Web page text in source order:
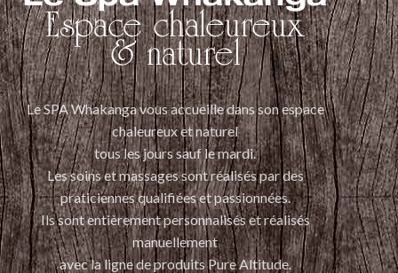
Le SPA Whakanga vous accueille dans son espace
chaleureux et naturel
tous les jours sauf le mardi.
Les soins et massages sont réalisés par des
praticiennes qualifiées et passionnées.
Ils sont entièrement personnalisés et réalisés
manuellement
avec la ligne de produits Pure Altitude.